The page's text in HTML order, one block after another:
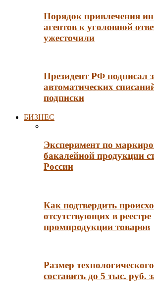
Порядок привлечения
агентов к уголовной
ужесточили
Президент РФ подписал
автоматических
подписки
БИЗНЕС
Эксперимент по
бакалейной продукции
России
Как подтвердить
отсутствующих в реестре
промпродукции товаров
Размер
составить до 5 тыс.